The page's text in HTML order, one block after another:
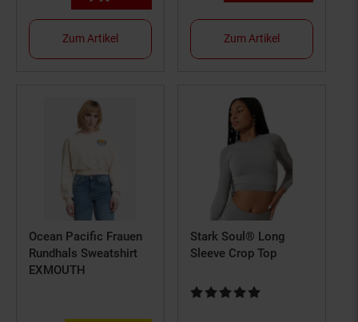
Zum Artikel Zum Artikel
Ocean Pacific Frauen
Rundhals Sweatshirt
EXMOUTH
Stark Soul® Long
Sleeve Crop Top
Kundenbewertung: 5 von 5